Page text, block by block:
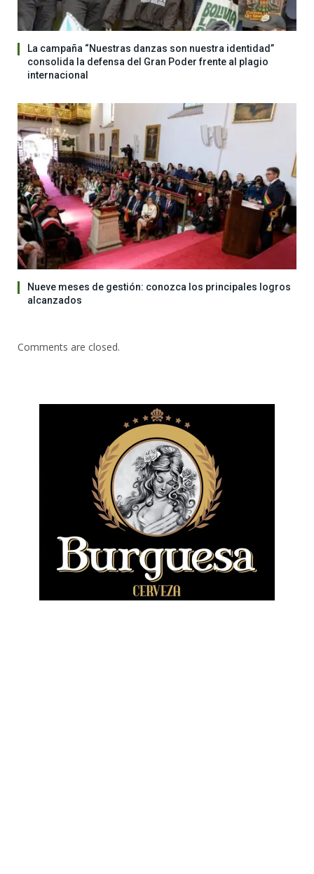
La campaña “Nuestras danzas son nuestra identidad”
consolida la defensa del Gran Poder frente al plagio
internacional
Nueve meses de gestión: conozca los principales logros
alcanzados
Comments are closed.